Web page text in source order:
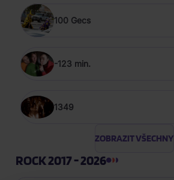
100 Gecs
-123 min.
1349
ZOBRAZIT VŠECHNY
ROCK 2017 - 2026